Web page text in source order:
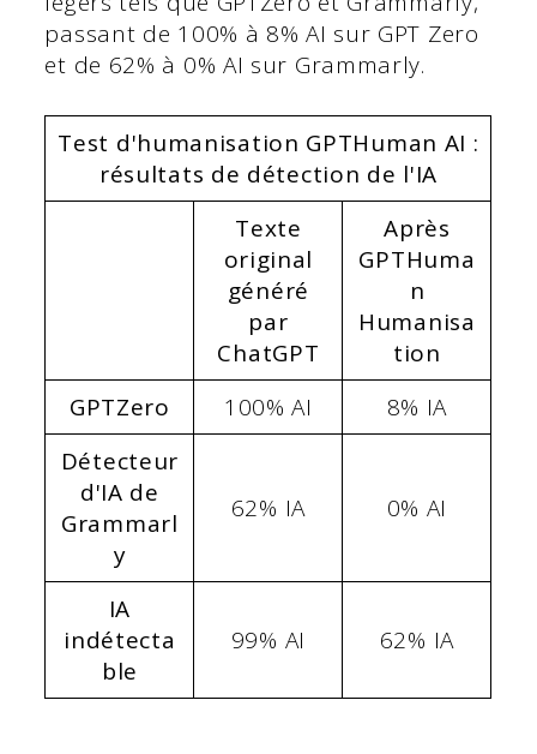
passant de 100% à 8% AI sur GPT Zero
et de 62% à 0% AI sur Grammarly.
Test d'humanisation GPTHuman AI :
résultats de détection de l'IA
Texte
original
généré
par
ChatGPT
Après
GPTHuma
n
Humanisa
tion
GPTZero
100% AI
8% IA
Détecteur
d'IA de
Grammarl
y
62% IA 0% AI
IA
indétecta
ble
99% AI 62% IA